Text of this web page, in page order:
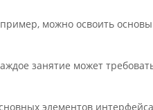
можно освоить основы
занятие может
элементов